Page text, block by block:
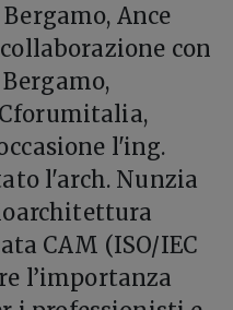
Ance
con
l'ing.
l'arch. Nunzia
CAM (ISO/IEC
l’importanza